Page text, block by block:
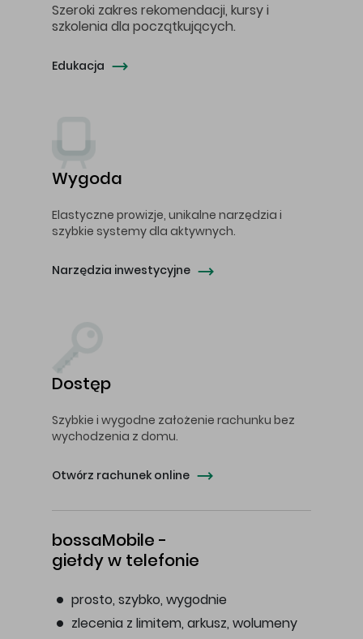
Szeroki zakres rekomendacji, kursy i
szkolenia dla początkujących.
Edukacja
Wygoda
Elastyczne prowizje, unikalne narzędzia i
szybkie systemy dla aktywnych.
Narzędzia inwestycyjne
Dostęp
Szybkie i wygodne założenie rachunku bez
wychodzenia z domu.
Otwórz rachunek online
bossaMobile -
giełdy w telefonie
prosto, szybko, wygodnie
zlecenia z limitem, arkusz, wolumeny